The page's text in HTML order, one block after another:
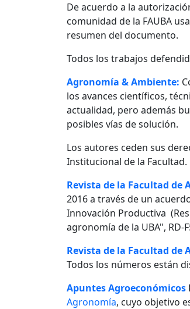
De acuerdo a la
comunidad de la FAUBA
resumen del documento.
Todos los trabajos
Agronomía & Ambiente:
los avances científicos,
actualidad, pero además
posibles vías de solución.
Los autores ceden sus
Institucional de la Facultad.
Revista de la Facultad de
2016 a través de un
Innovación Productiva
agronomía de la UBA",
Revista de la Facultad de
Todos los números están
Apuntes Agroeconómicos
Agronomía, cuyo objetivo